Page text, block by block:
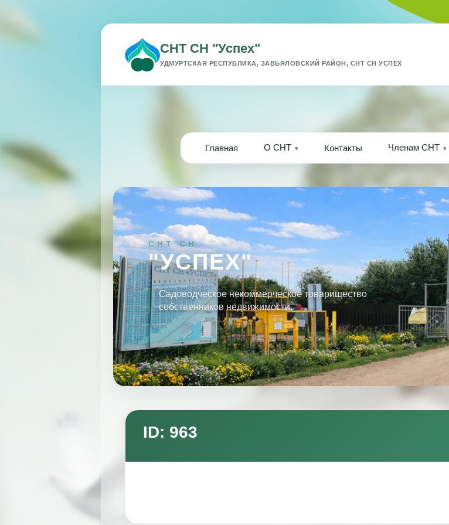
СНТ СН "Успех"
УДМУРТСКАЯ РЕСПУБЛИКА, ЗАВЬЯЛОВСКИЙ РАЙОН, СНТ СН УСПЕХ
Главная О СНТ Контакты Членам СНТ
СНТ СН
"УСПЕХ"
Садоводческое некоммерческое товарищество
собственников недвижимости.
ID: 963